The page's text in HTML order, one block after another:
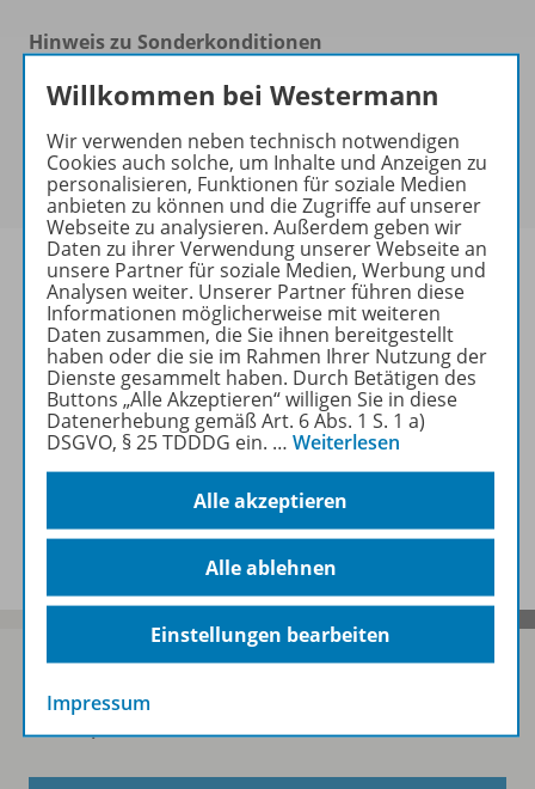
Hinweis zu Sonderkonditionen
keine Sonderkonditionen gewährt werden.
Sie haben ein passendes
Spar-Paket
Um den für Sie gültigen Preis zu sehen,melden Sie
sich bitte an.
Informationen
Weitere Inhalte der Ausgabe
Spar-Pakete
Willkommen bei Westermann
Wir verwenden neben technisch notwendigen
Cookies auch solche, um Inhalte und Anzeigen zu
personalisieren, Funktionen für soziale Medien
anbieten zu können und die Zugriffe auf unserer
Webseite zu analysieren. Außerdem geben wir
Daten zu ihrer Verwendung unserer Webseite an
unsere Partner für soziale Medien, Werbung und
Analysen weiter. Unserer Partner führen diese
Informationen möglicherweise mit weiteren
Daten zusammen, die Sie ihnen bereitgestellt
haben oder die sie im Rahmen Ihrer Nutzung der
Dienste gesammelt haben. Durch Betätigen des
Buttons „Alle Akzeptieren“ willigen Sie in diese
Datenerhebung gemäß Art. 6 Abs. 1 S. 1 a)
DSGVO, § 25 TDDDG ein. … Weiterlesen
Alle akzeptieren
Alle ablehnen
Einstellungen bearbeiten
Impressum